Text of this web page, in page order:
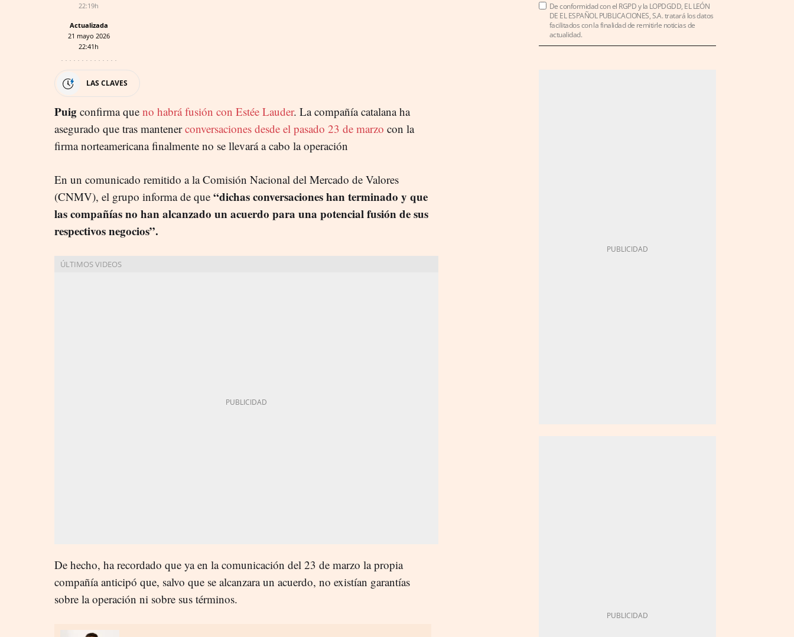
22:19h
Actualizada
21 mayo 2026
22:41h
LAS CLAVES
Puig confirma que no habrá fusión con Estée Lauder. La compañía catalana ha
asegurado que tras mantenerconversaciones desde el pasado 23 de marzo con la
firma norteamericana finalmente no se llevará a cabo la operación
En un comunicado remitido a la Comisión Nacional del Mercado de Valores
(CNMV), el grupo informa de que “dichas conversaciones han terminado y que
las compañías no han alcanzado un acuerdo para una potencial fusión de sus
respectivos negocios”.
De hecho, ha recordado que ya en la comunicación del 23 de marzo la propia
compañía anticipó que, salvo que se alcanzara un acuerdo, no existían garantías
sobre la operación ni sobre sus términos.
De conformidad con el RGPD y la LOPDGDD, EL LEÓN
DE EL ESPAÑOL PUBLICACIONES, S.A. tratará los datos
facilitados con la finalidad de remitirle noticias de
actualidad.